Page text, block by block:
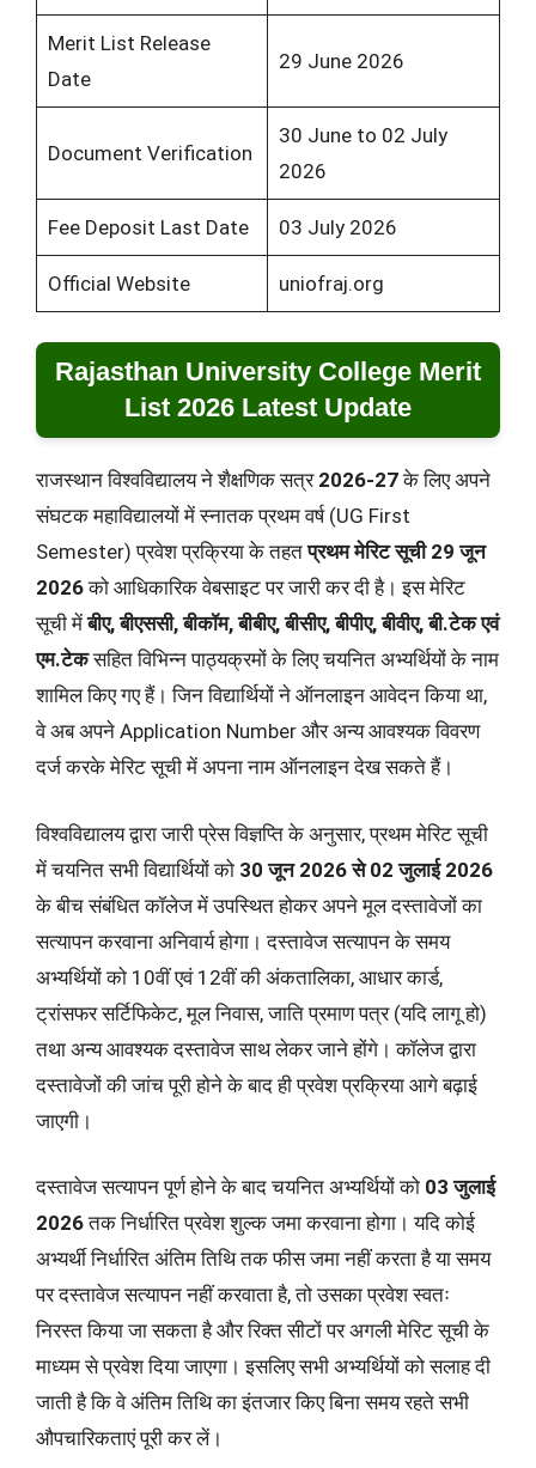
Merit List Release
Date
29 June 2026
Document Verification
30 June to 02 July
2026
Fee Deposit Last Date 03 July 2026
Official Website uniofraj.org
Rajasthan University College Merit
List 2026 Latest Update
राजस्थान विश्वविद्यालय ने शैक्षणिक सत्र 2026-27के लिए अपने
संघटक महाविद्यालयों में स्नातक प्रथम वर्ष (UG First
Semester) प्रवेश प्रक्रिया के तहतप्रथम मेरिट सूची 29 जून
2026को आधिकारिक वेबसाइट पर जारी कर दी है। इस मेरिट
सूची मेंबीए, बीएससी, बीकॉम, बीबीए, बीसीए, बीपीए, बीवीए, बी.टेक एवं
एम.टेकसहित विभिन्न पाठ्यक्रमों के लिए चयनित अभ्यर्थियों के नाम
शामिल किए गए हैं। जिन विद्यार्थियों ने ऑनलाइन आवेदन किया था,
वे अब अपने Application Number और अन्य आवश्यक विवरण
दर्ज करके मेरिट सूची में अपना नाम ऑनलाइन देख सकते हैं।
विश्वविद्यालय द्वारा जारी प्रेस विज्ञप्ति के अनुसार, प्रथम मेरिट सूची
में चयनित सभी विद्यार्थियों को 30 जून 2026 से 02 जुलाई 2026
के बीच संबंधित कॉलेज में उपस्थित होकर अपने मूल दस्तावेजों का
सत्यापन करवाना अनिवार्य होगा। दस्तावेज सत्यापन के समय
अभ्यर्थियों को 10वीं एवं 12वीं की अंकतालिका, आधार कार्ड,
ट्रांसफर सर्टिफिकेट, मूल निवास, जाति प्रमाण पत्र (यदि लागू हो)
तथा अन्य आवश्यक दस्तावेज साथ लेकर जाने होंगे। कॉलेज द्वारा
दस्तावेजों की जांच पूरी होने के बाद ही प्रवेश प्रक्रिया आगे बढ़ाई
जाएगी।
दस्तावेज सत्यापन पूर्ण होने के बाद चयनित अभ्यर्थियों को 03 जुलाई
2026तक निर्धारित प्रवेश शुल्क जमा करवाना होगा। यदि कोई
अभ्यर्थी निर्धारित अंतिम तिथि तक फीस जमा नहीं करता है या समय
पर दस्तावेज सत्यापन नहीं करवाता है, तो उसका प्रवेश स्वतः
निरस्त किया जा सकता है और रिक्त सीटों पर अगली मेरिट सूची के
माध्यम से प्रवेश दिया जाएगा। इसलिए सभी अभ्यर्थियों को सलाह दी
जाती है कि वे अंतिम तिथि का इंतजार किए बिना समय रहते सभी
औपचारिकताएं पूरी कर लें।